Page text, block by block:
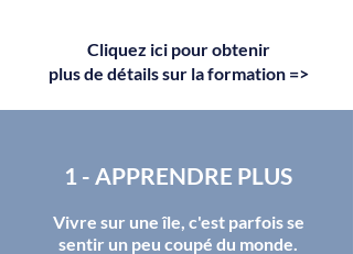
Cliquez ici pour obtenir
plus de détails sur la formation =>
1 - APPRENDRE PLUS
Vivre sur une île, c'est parfois se
sentir un peu coupé du monde.